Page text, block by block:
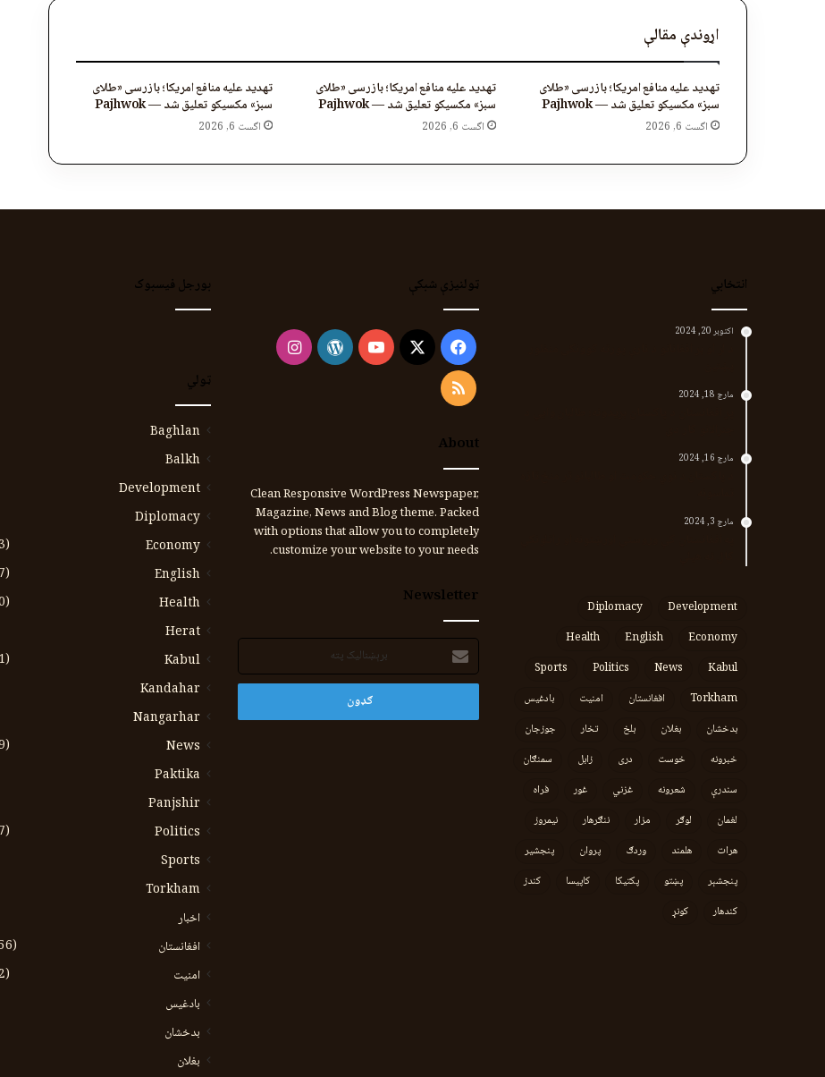
اړوندې مقالې
تهدید علیه منافع امریکا؛ بازرسی «طلای
سبز» مکسیکو تعلیق شد — Pajhwok
اگست 6, 2026
تهدید علیه منافع امریکا؛ بازرسی «طلای
سبز» مکسیکو تعلیق شد — Pajhwok
اگست 6, 2026
تهدید علیه منافع امریکا؛ بازرسی «طلای
سبز» مکسیکو تعلیق شد — Pajhwok
اگست 6, 2026
انتخابي
اکتوبر 20, 2024
مارچ 18, 2024
مارچ 16, 2024
مارچ 3, 2024
Development
Diplomacy
Economy
English
Health
Kabul
News
Politics
Sports
Torkham
افغانستان امنیت
بادغیس
بدخشان
بغلان بلخ تخار
جوزجان
خبرونه
خوست دری زابل
سمنګان
سندرې
شعرونه غزني غور
فراه
لغمان
لوګر مزار ننګرهار
نیمروز
هرات
هلمند وردګ پروان
پنجشیر
پنجشېر
پښتو پکتیکا کاپیسا
کندز
کندهار
کونړ
ټولنیزې شبکې
Facebook
X
YouTube
WordPress
Instagram
RSS
About
Clean Responsive WordPress Newspaper,
Magazine, News and Blog theme. Packed
with options that allow you to completely
customize your website to your needs.
Newsletter
برېښنالیک
پته
بورجل فیسبوک
ټولي
Baghlan
Balkh
Development
Diplomacy
Economy
(1،153)
English
(3،757)
Health
(1،220)
Herat
Kabul
(5،071)
Kandahar
Nangarhar
News
(1،389)
Paktika
Panjshir
Politics
(1،237)
Sports
Torkham
اخبار
افغانستان
(11،456)
امنیت
(4،582)
بادغیس
بدخشان
بغلان